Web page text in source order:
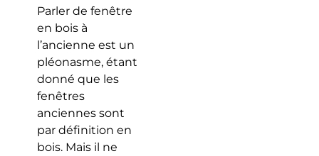
Parler de fenêtre
en bois à
l’ancienne est un
pléonasme, étant
donné que les
fenêtres
anciennes sont
par définition en
bois. Mais il ne